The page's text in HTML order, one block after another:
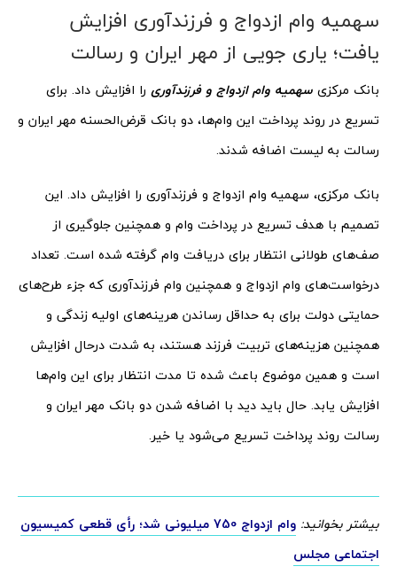
سهمیه وام ازدواج و فرزندآوری افزایش
یافت؛ یاری جویی از مهر ایران و رسالت
بانک مرکزی سهمیه وام ازدواج و فرزندآوری را افزایش داد. برای
تسریع در روند پرداخت این وام‌ها، دو بانک قرض‌الحسنه مهر ایران و
رسالت به لیست اضافه شدند.
بانک مرکزی، سهمیه وام ازدواج و فرزندآوری را افزایش داد. این
تصمیم با هدف تسریع در پرداخت وام و همچنین جلوگیری از
صف‌های طولانی انتظار برای دریافت وام گرفته شده است. تعداد
درخواست‌های وام ازدواج و همچنین وام فرزندآوری که جزء طرح‌های
حمایتی دولت برای به حداقل رساندن هرینه‌های اولیه زندگی و
همچنین هزینه‌های تربیت فرزند هستند، به شدت درحال افزایش
است و همین موضوع باعث شده تا مدت انتظار برای این وام‌ها
افزایش یابد. حال باید دید با اضافه شدن دو بانک مهر ایران و
رسالت روند پرداخت تسریع می‌شود یا خیر.
بیشتر بخوانید:
وام ازدواج 750 میلیونی شد؛ رأی قطعی کمیسیون
اجتماعی مجلس